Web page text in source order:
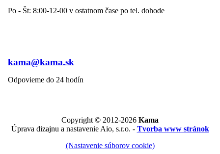
Po - Št: 8:00-12-00 v ostatnom čase po tel. dohode
kama@kama.sk
Odpovieme do 24 hodín
Copyright © 2012-2026 Kama
Úprava dizajnu a nastavenie Aio, s.r.o. - Tvorba www stránok
(Nastavenie súborov cookie)